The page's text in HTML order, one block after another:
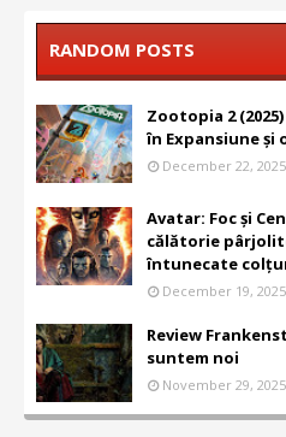
RANDOM POSTS
Zootopia 2
în Expansiune și
December 22, 2025
Avatar: Foc și
călătorie
întunecate
December 19, 2025
Review
suntem noi
November 29, 2025